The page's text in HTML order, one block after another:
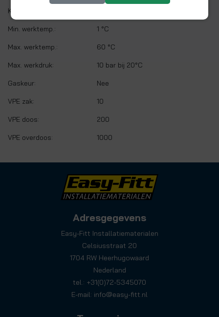
Kleur:
Min. werktemp.: 1 °C
Max. werktemp.: 60 °C
Max. werkdruk: 10 bar bij 20°C
Gaskeur: Nee
VPE zak: 10
VPE doos: 200
VPE overdoos: 1000
Adresgegevens
Easy-Fitt Installatiematerialen
Celsiusstraat 20
1704 RW Heerhugowaard
Nederland
tel.: +31(0)72-5345070
E-mail: info@easy-fitt.nl